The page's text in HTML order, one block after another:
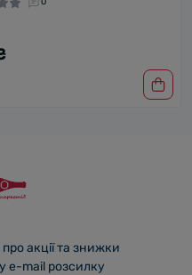
акції та знижки
e-mail розсилку